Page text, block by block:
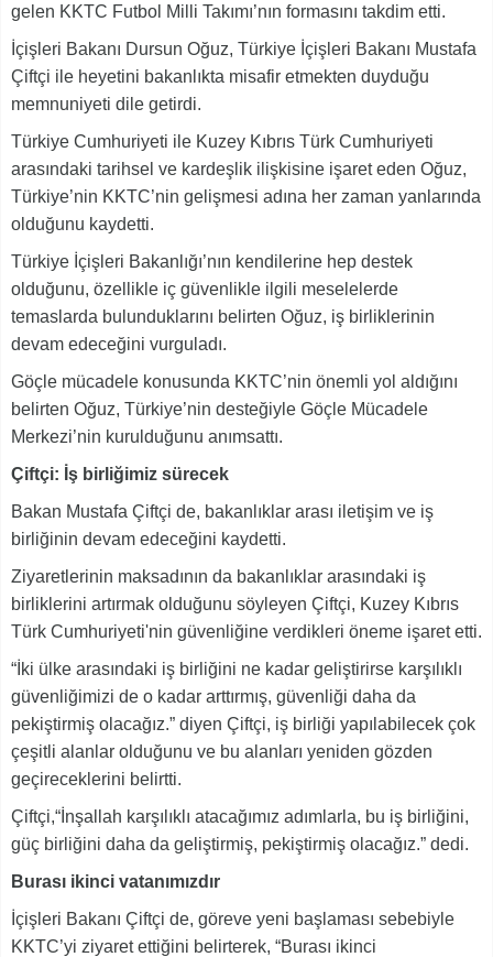
gelen KKTC Futbol Milli Takımı’nın formasını takdim etti.
İçişleri Bakanı Dursun Oğuz, Türkiye İçişleri Bakanı Mustafa
Çiftçi ile heyetini bakanlıkta misafir etmekten duyduğu
memnuniyeti dile getirdi.
Türkiye Cumhuriyeti ile Kuzey Kıbrıs Türk Cumhuriyeti
arasındaki tarihsel ve kardeşlik ilişkisine işaret eden Oğuz,
Türkiye’nin KKTC’nin gelişmesi adına her zaman yanlarında
olduğunu kaydetti.
Türkiye İçişleri Bakanlığı’nın kendilerine hep destek
olduğunu, özellikle iç güvenlikle ilgili meselelerde
temaslarda bulunduklarını belirten Oğuz, iş birliklerinin
devam edeceğini vurguladı.
Göçle mücadele konusunda KKTC’nin önemli yol aldığını
belirten Oğuz, Türkiye’nin desteğiyle Göçle Mücadele
Merkezi’nin kurulduğunu anımsattı.
Çiftçi: İş birliğimiz sürecek
Bakan Mustafa Çiftçi de, bakanlıklar arası iletişim ve iş
birliğinin devam edeceğini kaydetti.
Ziyaretlerinin maksadının da bakanlıklar arasındaki iş
birliklerini artırmak olduğunu söyleyen Çiftçi, Kuzey Kıbrıs
Türk Cumhuriyeti'nin güvenliğine verdikleri öneme işaret etti.
“İki ülke arasındaki iş birliğini ne kadar geliştirirse karşılıklı
güvenliğimizi de o kadar arttırmış, güvenliği daha da
pekiştirmiş olacağız.” diyen Çiftçi, iş birliği yapılabilecek çok
çeşitli alanlar olduğunu ve bu alanları yeniden gözden
geçireceklerini belirtti.
Çiftçi,“İnşallah karşılıklı atacağımız adımlarla, bu iş birliğini,
güç birliğini daha da geliştirmiş, pekiştirmiş olacağız.” dedi.
Burası ikinci vatanımızdır
İçişleri Bakanı Çiftçi de, göreve yeni başlaması sebebiyle
KKTC’yi ziyaret ettiğini belirterek, “Burası ikinci